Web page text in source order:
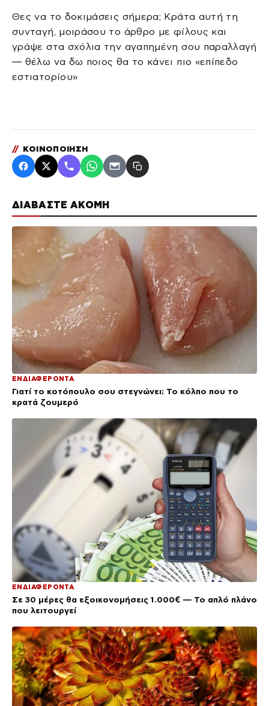
ΔΙΑΒΑΣΤΕ ΑΚΟΜΗ
ΕΝΔΙΑΦΕΡΟΝΤΑ
Γιατί το κοτόπουλο σου στεγνώνει; Το κόλπο που το
κρατά ζουμερό
ΕΝΔΙΑΦΕΡΟΝΤΑ
Σε 30 μέρες θα εξοικονομήσεις 1.000€ — Το απλό πλάνο
που λειτουργεί
Θες να το δοκιμάσεις σήμερα; Κράτα αυτή τη
συνταγή, μοιράσου το άρθρο με φίλους και
γράψε στα σχόλια την αγαπημένη σου παραλλαγή
— θέλω να δω ποιος θα το κάνει πιο «επίπεδο
εστιατορίου»
// ΚΟΙΝΟΠΟΙΗΣΗ